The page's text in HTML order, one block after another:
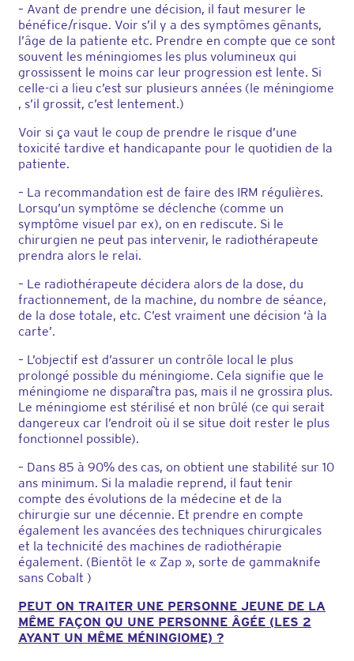
– Avant de prendre une décision, il faut mesurer le
bénéfice/risque. Voir s’il y a des symptômes gênants,
l’âge de la patiente etc. Prendre en compte que ce sont
souvent les méningiomes les plus volumineux qui
grossissent le moins car leur progression est lente. Si
celle-ci a lieu c’est sur plusieurs années (le méningiome
, s’il grossit, c’est lentement.)
Voir si ça vaut le coup de prendre le risque d’une
toxicité tardive et handicapante pour le quotidien de la
patiente.
– La recommandation est de faire des IRM régulières.
Lorsqu’un symptôme se déclenche (comme un
symptôme visuel par ex), on en rediscute. Si le
chirurgien ne peut pas intervenir, le radiothérapeute
prendra alors le relai.
– Le radiothérapeute décidera alors de la dose, du
fractionnement, de la machine, du nombre de séance,
de la dose totale, etc. C’est vraiment une décision ‘à la
carte’.
– L’objectif est d’assurer un contrôle local le plus
prolongé possible du méningiome. Cela signifie que le
méningiome ne disparaîtra pas, mais il ne grossira plus.
Le méningiome est stérilisé et non brûlé (ce qui serait
dangereux car l’endroit où il se situe doit rester le plus
fonctionnel possible).
– Dans 85 à 90% des cas, on obtient une stabilité sur 10
ans minimum. Si la maladie reprend, il faut tenir
compte des évolutions de la médecine et de la
chirurgie sur une décennie. Et prendre en compte
également les avancées des techniques chirurgicales
et la technicité des machines de radiothérapie
également. (Bientôt le « Zap », sorte de gammaknife
sans Cobalt )
PEUT ON TRAITER UNE PERSONNE JEUNE DE LA
MÊME FAÇON QU UNE PERSONNE ÂGÉE (LES 2
AYANT UN MÊME MÉNINGIOME) ?